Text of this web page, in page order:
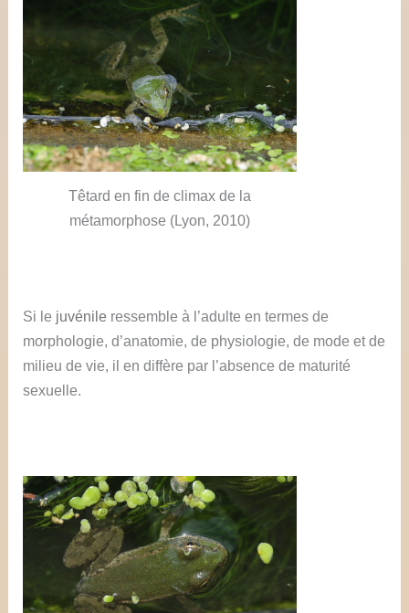
Têtard en fin de climax de la
métamorphose (Lyon, 2010)
Si le juvénile ressemble à l’adulte en termes de
morphologie, d’anatomie, de physiologie, de mode et de
milieu de vie, il en diffère par l’absence de maturité
sexuelle.